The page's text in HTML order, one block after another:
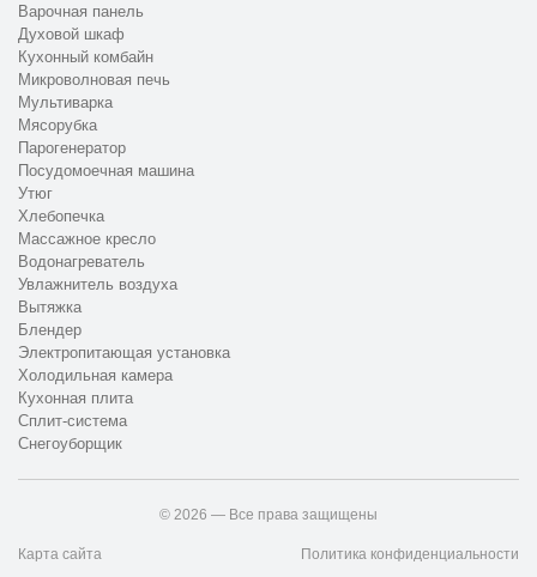
Варочная панель
Духовой шкаф
Кухонный комбайн
Микроволновая печь
Мультиварка
Мясорубка
Парогенератор
Посудомоечная машина
Утюг
Хлебопечка
Массажное кресло
Водонагреватель
Увлажнитель воздуха
Вытяжка
Блендер
Электропитающая установка
Холодильная камера
Кухонная плита
Сплит-система
Снегоуборщик
© 2026 — Все права защищены
Карта сайта Политика конфиденциальности